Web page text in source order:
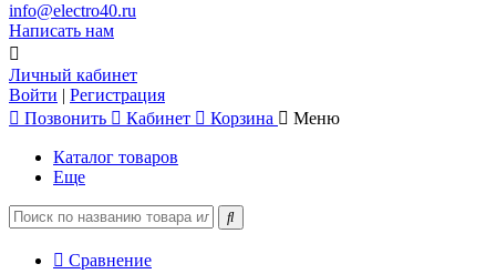
info@electro40.ru
Написать нам
Личный кабинет
Войти | Регистрация
Позвонить
Кабинет Корзина Меню
Каталог товаров
Еще
Сравнение